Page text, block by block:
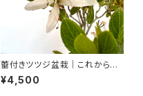
蕾付きツツジ盆栽｜これから楽
しむ一点物｜高さ約21cm
¥4,500